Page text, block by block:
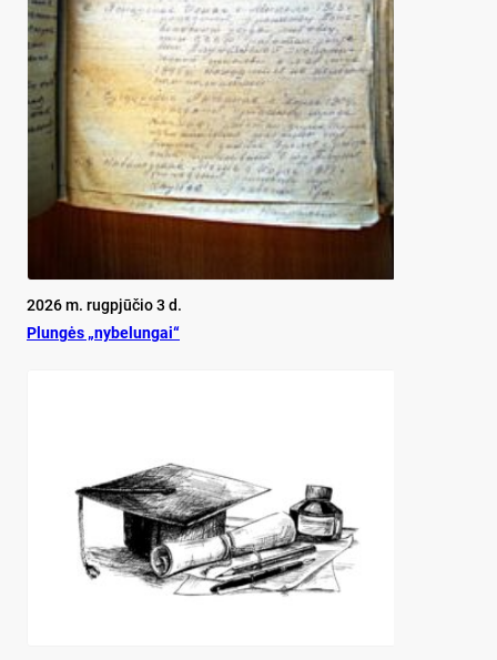
2026 m. rugpjūčio 3 d.
Plun­gės „ny­be­lun­gai“